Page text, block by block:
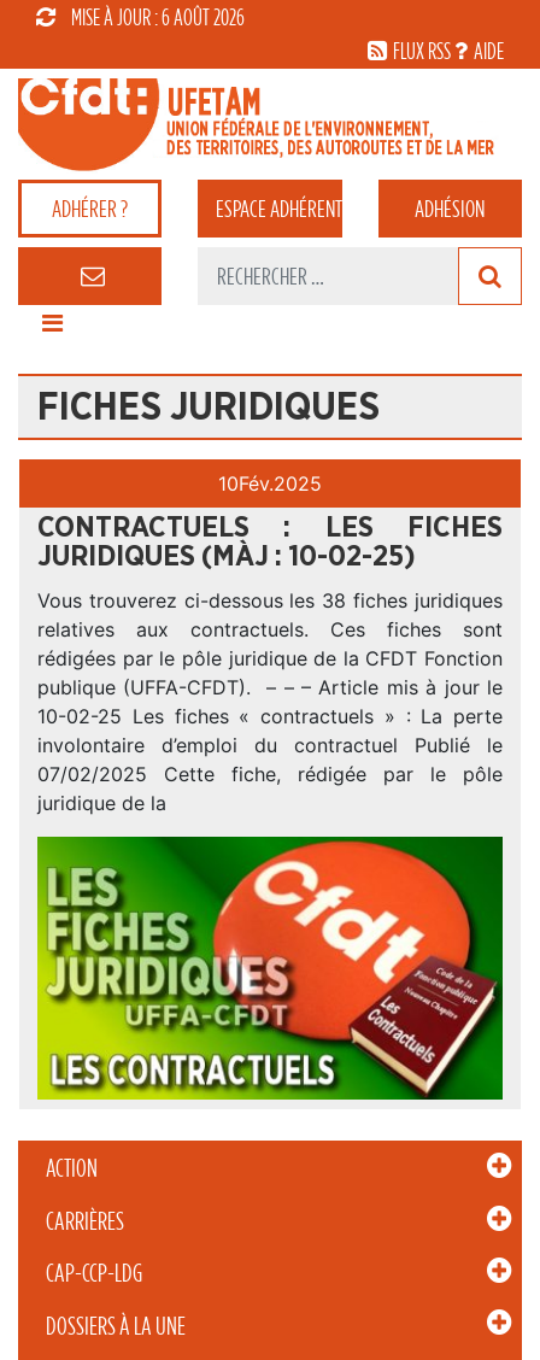
MISE À JOUR : 6 AOÛT 2026
FLUX RSS
AIDE
ADHÉRER ? ESPACEADHÉRENT ADHÉSION
FICHES JURIDIQUES
ACTION
CARRIÈRES
CAP-CCP-LDG
DOSSIERS À LA UNE
10Fév.2025
CONTRACTUELS : LES FICHES
JURIDIQUES (MÀJ : 10-02-25)
Vous trouverez ci-dessous les 38 fiches juridiques
relatives aux contractuels. Ces fiches sont
rédigées par le pôle juridique de la CFDT Fonction
publique (UFFA-CFDT). – – – Article mis à jour le
10-02-25 Les fiches « contractuels » : La perte
involontaire d’emploi du contractuel Publié le
07/02/2025 Cette fiche, rédigée par le pôle
juridique de la